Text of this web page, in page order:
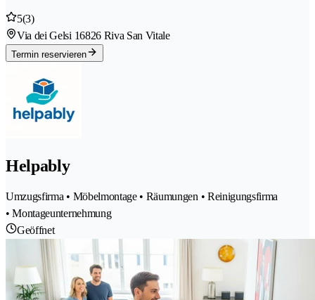
5(3)
Via dei Gelsi 16826 Riva San Vitale
Termin reservieren
Helpably
Umzugsfirma • Möbelmontage • Räumungen • Reinigungsfirma
• Montageunternehmung
Geöffnet